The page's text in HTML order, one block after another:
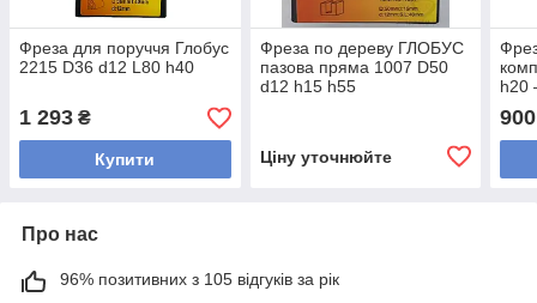
Фреза для поруччя Глобус
2215 D36 d12 L80 h40
1 293 ₴
Купити
Фреза по дереву ГЛОБУС
пазова пряма 1007 D50
d12 h15 h55
Ціну уточнюйте
h20
900
Про нас
96% позитивних з 105 відгуків за рік